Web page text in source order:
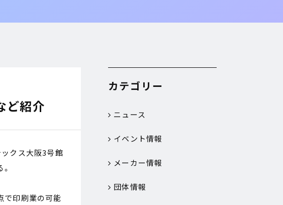
ど紹介
ックス大阪3号館
で印刷業の可能
カテゴリー
ニュース
イベント情報
メーカー情報
団体情報